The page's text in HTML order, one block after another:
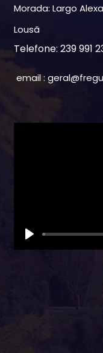
Morada: Largo
Lousã
Telefone: 239 991
email :